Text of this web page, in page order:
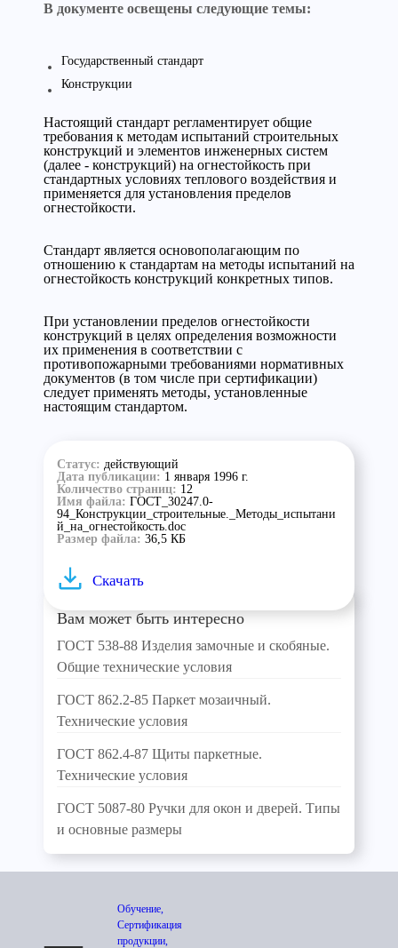
В документе освещены следующие темы:
Государственный стандарт
Конструкции
Настоящий стандарт регламентирует общие
требования к методам испытаний строительных
конструкций и элементов инженерных систем
(далее - конструкций) на огнестойкость при
стандартных условиях теплового воздействия и
применяется для установления пределов
огнестойкости.
Стандарт является основополагающим по
отношению к стандартам на методы испытаний на
огнестойкость конструкций конкретных типов.
При установлении пределов огнестойкости
конструкций в целях определения возможности
их применения в соответствии с
противопожарными требованиями нормативных
документов (в том числе при сертификации)
следует применять методы, установленные
настоящим стандартом.
Статус: действующий
Дата публикации: 1 января 1996 г.
Количество страниц: 12
Имя файла: ГОСТ_30247.0-
94_Конструкции_строительные._Методы_испытани
й_на_огнестойкость.doc
Размер файла: 36,5 КБ
Скачать
Вам может быть интересно
ГОСТ 538-88 Изделия замочные и скобяные.
Общие технические условия
ГОСТ 862.2-85 Паркет мозаичный.
Технические условия
ГОСТ 862.4-87 Щиты паркетные.
Технические условия
ГОСТ 5087-80 Ручки для окон и дверей. Типы
и основные размеры
Обучение,
Сертификация
продукции,